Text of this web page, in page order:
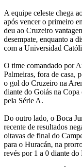
A equipe celeste chega
após vencer o primeiro
deu ao Cruzeiro
desempate, enquanto a
com a Universidad
O time comandado por
Palmeiras, fora de casa,
o gol do Cruzeiro na
diante do Goiás na
pela Série A.
Do outro lado, o Boca
recente de resultados
oitavas de final do
para o Huracán, na
revés por 1 a 0 diante